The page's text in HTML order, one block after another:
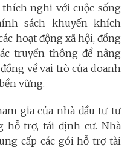
nghi với cuộc sống
sách khuyến khích
hoạt động xã hội, đồng
truyền thông để nâng
về vai trò của doanh
vững.
gia của nhà đầu tư tư
hỗ trợ, tái định cư. Nhà
cấp các gói hỗ trợ tài